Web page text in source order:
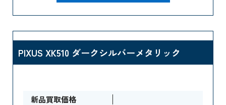
PIXUS XK510 ダークシルバーメタリック
新品買取価格